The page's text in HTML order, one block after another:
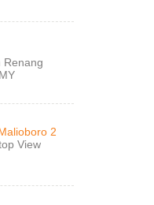
Renang
2
View